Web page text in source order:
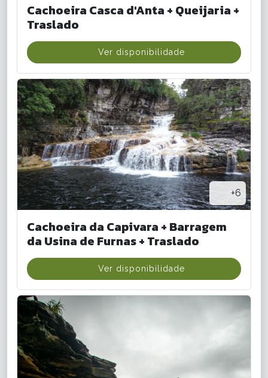
Cachoeira Casca d'Anta + Queijaria +
Traslado
Ver disponibilidade
+6
Cachoeira da Capivara + Barragem
da Usina de Furnas + Traslado
Ver disponibilidade